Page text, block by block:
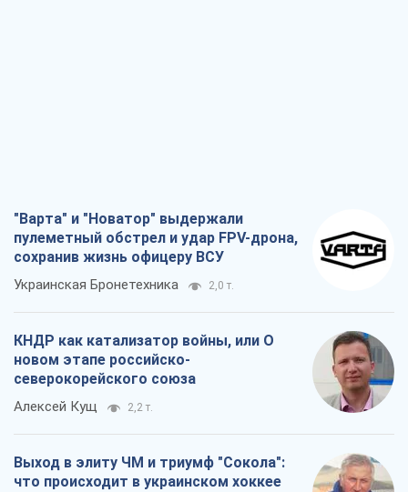
"Варта" и "Новатор" выдержали
пулеметный обстрел и удар FPV-дрона,
сохранив жизнь офицеру ВСУ
Украинская Бронетехника 2,0 т.
КНДР как катализатор войны, или О
новом этапе российско-
северокорейского союза
Алексей Кущ 2,2 т.
Выход в элиту ЧМ и триумф "Сокола":
что происходит в украинском хоккее